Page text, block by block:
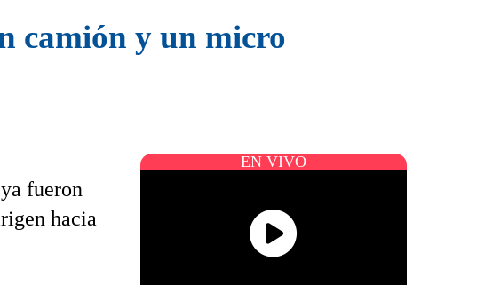
camión y un micro
fueron
hacia
EN VIVO